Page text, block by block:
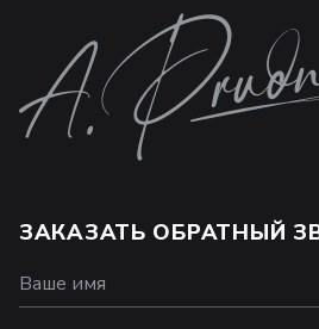
ЗАКАЗАТЬ ОБРАТНЫЙ
Ваше имя